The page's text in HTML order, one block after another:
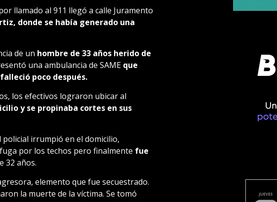
llamado al 911 llegó a calle Juramento
donde se había generado una
de un hombre de 33 años herido de
una ambulancia de SAME que
poco después.
los efectivos lograron ubicar al
y se propinaba cortes en sus
irrumpió en el domicilio,
por los techos pero finalmente fue
32 años.
elemento que fue secuestrado.
la muerte de la víctima. Se tomó